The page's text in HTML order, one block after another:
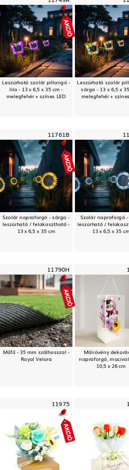
Leszúrható szolár pillangó -
lila - 13 x 6,5 x 35 cm -
melegfehér + színes LED
Leszúrható szolár
sárga - 13 x 6,5 x
melegfehér +
11761B
Szolár napraforgó - sárga -
leszúrható / felakasztható -
13 x 6,5 x 35 cm
Szolár napraforgó
leszúrható /
13 x 6,5 x 35
11790H
Műfű - 35 mm szálhosszal -
Royal Velora
Műnövény
napraforgó,
10,5 x 26 cm
11975